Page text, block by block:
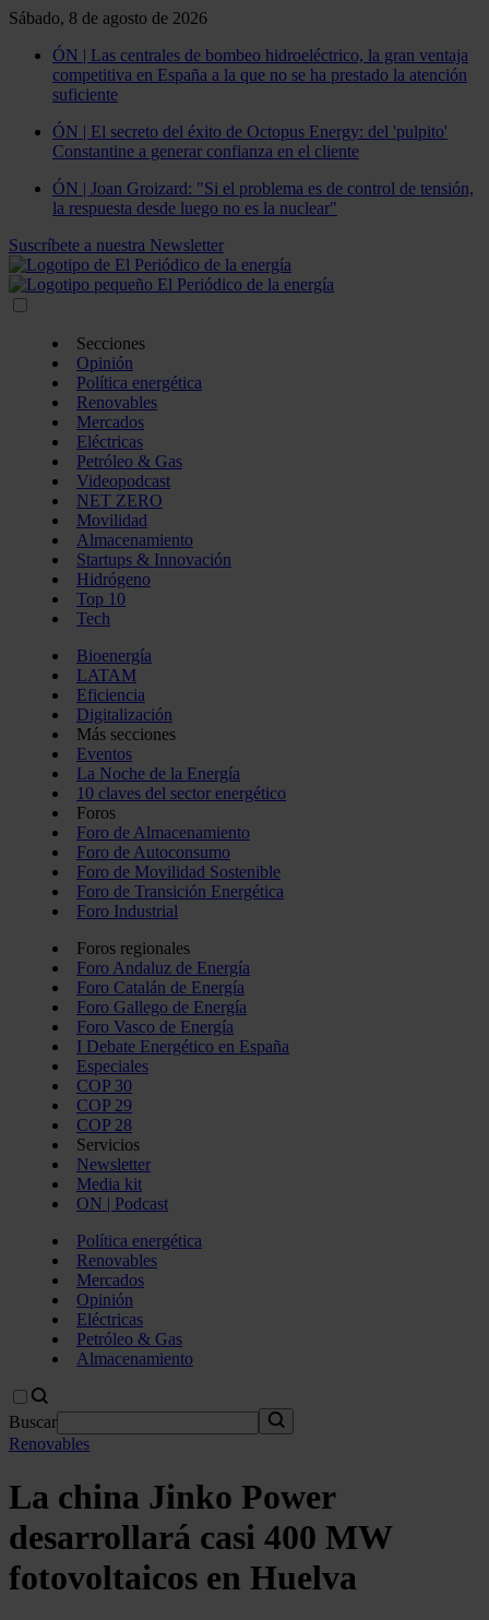
Sábado, 8 de agosto de 2026
ÓN | Las centrales de bombeo hidroeléctrico, la gran ventaja
competitiva en España a la que no se ha prestado la atención
suficiente
ÓN | El secreto del éxito de Octopus Energy: del 'pulpito'
Constantine a generar confianza en el cliente
ÓN | Joan Groizard: "Si el problema es de control de tensión,
la respuesta desde luego no es la nuclear"
Suscríbete a nuestra Newsletter
Secciones
Opinión
Política energética
Renovables
Mercados
Eléctricas
Petróleo & Gas
Videopodcast
NET ZERO
Movilidad
Almacenamiento
Startups & Innovación
Hidrógeno
Top 10
Tech
Bioenergía
LATAM
Eficiencia
Digitalización
Más secciones
Eventos
La Noche de la Energía
10 claves del sector energético
Foros
Foro de Almacenamiento
Foro de Autoconsumo
Foro de Movilidad Sostenible
Foro de Transición Energética
Foro Industrial
Foros regionales
Foro Andaluz de Energía
Foro Catalán de Energía
Foro Gallego de Energía
Foro Vasco de Energía
I Debate Energético en España
Especiales
COP 30
COP 29
COP 28
Servicios
Newsletter
Media kit
ON | Podcast
Política energética
Renovables
Mercados
Opinión
Eléctricas
Petróleo & Gas
Almacenamiento
Buscar
Renovables
La china Jinko Power
desarrollará casi 400 MW
fotovoltaicos en Huelva